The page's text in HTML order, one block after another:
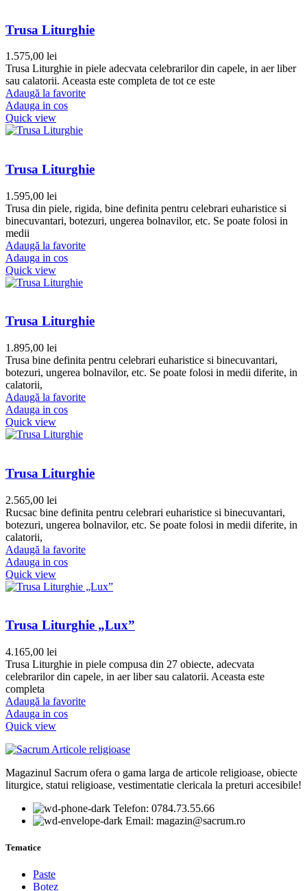
Trusa Liturghie
1.575,00 lei
Trusa Liturghie in piele adecvata celebrarilor din capele, in aer liber
sau calatorii. Aceasta este completa de tot ce este
Adaugă la favorite
Adauga in cos
Quick view
Trusa Liturghie
1.595,00 lei
Trusa din piele, rigida, bine definita pentru celebrari euharistice si
binecuvantari, botezuri, ungerea bolnavilor, etc. Se poate folosi in
medii
Adaugă la favorite
Adauga in cos
Quick view
Trusa Liturghie
1.895,00 lei
Trusa bine definita pentru celebrari euharistice si binecuvantari,
botezuri, ungerea bolnavilor, etc. Se poate folosi in medii diferite, in
calatorii,
Adaugă la favorite
Adauga in cos
Quick view
Trusa Liturghie
2.565,00 lei
Rucsac bine definita pentru celebrari euharistice si binecuvantari,
botezuri, ungerea bolnavilor, etc. Se poate folosi in medii diferite, in
calatorii,
Adaugă la favorite
Adauga in cos
Quick view
Trusa Liturghie „Lux”
4.165,00 lei
Trusa Liturghie in piele compusa din 27 obiecte, adecvata
celebrarilor din capele, in aer liber sau calatorii. Aceasta este
completa
Adaugă la favorite
Adauga in cos
Quick view
Magazinul Sacrum ofera o gama larga de articole religioase, obiecte
liturgice, statui religioase, vestimentatie clericala la preturi accesibile!
Telefon: 0784.73.55.66
Email: magazin@sacrum.ro
Tematice
Paste
Botez